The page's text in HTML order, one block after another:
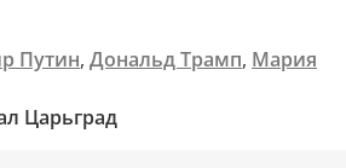
Путин, Дональд Трамп, Мария
Царьград